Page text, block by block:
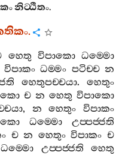
නිට‍්ඨිතං.
.
හෙතු විපාකො ධම‍්මො
විපාකං ධම‍්මං පටිච‍්ච න
හෙතුපච‍්චයා.හෙතුං
ච න හෙතු විපාකො
, න හෙතුං
විපාකං
ධම‍්මො
උප‍්පජ‍්ජති
ච න හෙතුං විපාකං ච
ධම‍්මො උප‍්පජ‍්ජති
හෙතු